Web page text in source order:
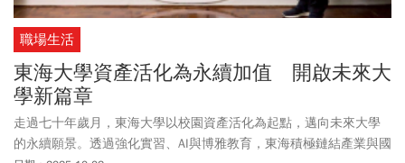
職場生活
東海大學資產活化為永續加值 開啟未來大
學新篇章
走過七十年歲月，東海大學以校園資產活化為起點，邁向未來大學
的永續願景。透過強化實習、AI與博雅教育，東海積極鏈結產業與國